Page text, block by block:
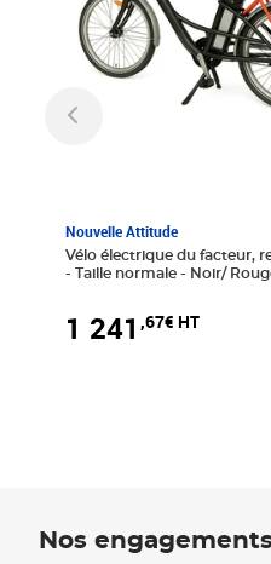
Nouvelle Attitude
Vélo électrique du facteur,
- Taille normale - Noir/
1 241 ,67€ HT
Nos engagements